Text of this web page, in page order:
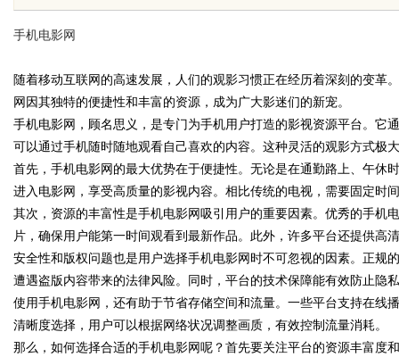
uz
手机电影网
随着移动互联网的高速发展，人们的观影习惯正在经历着深刻的变革
网因其独特的便捷性和丰富的资源，成为广大影迷们的新宠。
手机电影网，顾名思义，是专门为手机用户打造的影视资源平台。它
可以通过手机随时随地观看自己喜欢的内容。这种灵活的观影方式极
首先，手机电影网的最大优势在于便捷性。无论是在通勤路上、午休
进入电影网，享受高质量的影视内容。相比传统的电视，需要固定时
其次，资源的丰富性是手机电影网吸引用户的重要因素。优秀的手机
片，确保用户能第一时间观看到最新作品。此外，许多平台还提供高
安全性和版权问题也是用户选择手机电影网时不可忽视的因素。正规
遭遇盗版内容带来的法律风险。同时，平台的技术保障能有效防止隐
使用手机电影网，还有助于节省存储空间和流量。一些平台支持在线
清晰度选择，用户可以根据网络状况调整画质，有效控制流量消耗。
那么，如何选择合适的手机电影网呢？首先要关注平台的资源丰富度
配眼镜
守护者